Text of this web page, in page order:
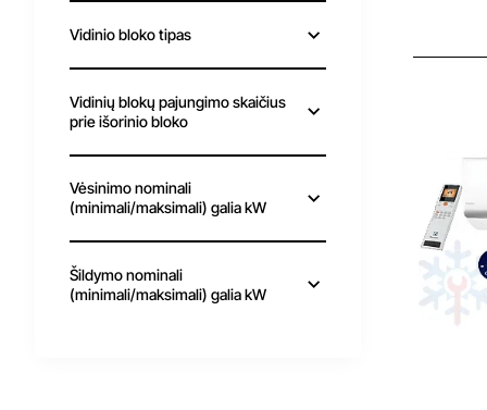
Vidinio bloko tipas
Vidinių blokų pajungimo skaičius
prie išorinio bloko
Vėsinimo nominali
(minimali/maksimali) galia kW
Šildymo nominali
(minimali/maksimali) galia kW